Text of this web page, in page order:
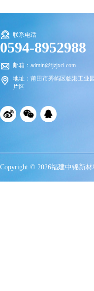
联系电话
0594-8952988
邮箱：admin@fjzjxcl.com
地址：莆田市秀屿区临港工业
片区
Copyright © 2026福建中锦新